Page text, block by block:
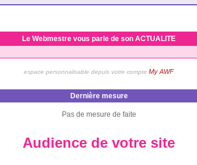
Le Webmestre vous parle de son ACTUALITE
espace personnalisable depuis votre compte My AWF
Dernière mesure
Pas de mesure de faite
Audience de votre site